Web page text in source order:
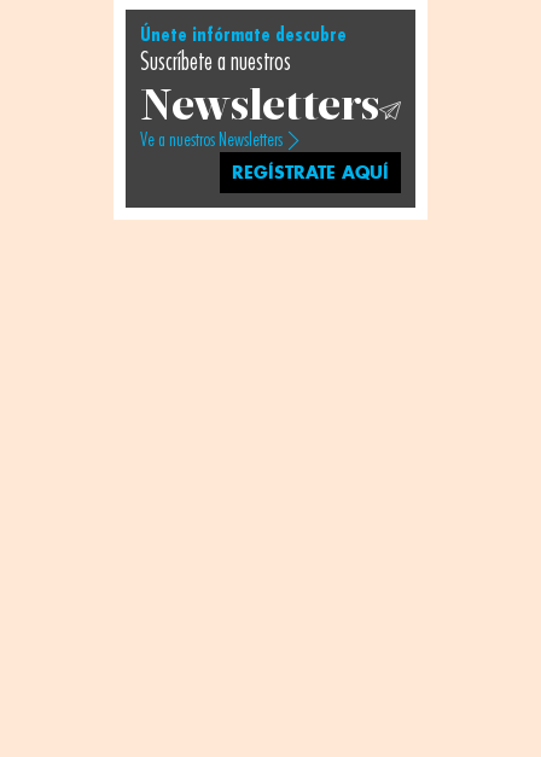
Únete infórmate descubre
Suscríbete a nuestros
Newsletters
Ve a nuestros Newsletters
REGÍSTRATE AQUÍ